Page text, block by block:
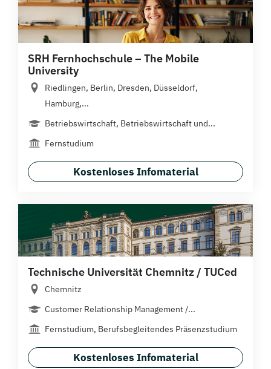
SRH Fernhochschule – The Mobile
University
Riedlingen, Berlin, Dresden, Düsseldorf,
Hamburg,...
Betriebswirtschaft, Betriebswirtschaft und...
Fernstudium
Kostenloses Infomaterial
Technische Universität Chemnitz / TUCed
Chemnitz
Customer Relationship Management /...
Fernstudium, Berufsbegleitendes Präsenzstudium
Kostenloses Infomaterial